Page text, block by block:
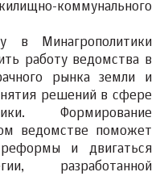
коммунального
в Минагрополитики
работу ведомства в
рынка земли и
решений в сфере
Формирование
ведомстве поможет
и двигаться
разработанной